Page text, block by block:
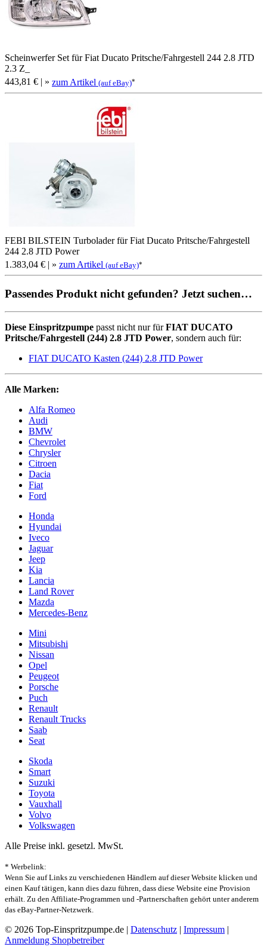
Scheinwerfer Set für Fiat Ducato Pritsche/Fahrgestell 244 2.8 JTD
2.3 Z_
443,81 € | » zum Artikel (auf eBay)*
FEBI BILSTEIN Turbolader für Fiat Ducato Pritsche/Fahrgestell
244 2.8 JTD Power
1.383,04 € | » zum Artikel (auf eBay)*
Passendes Produkt nicht gefunden? Jetzt suchen…
Diese Einspritzpumpe passt nicht nur fürFIAT DUCATO
Pritsche/Fahrgestell (244) 2.8 JTD Power, sondern auch für:
FIAT DUCATO Kasten (244) 2.8 JTD Power
Alle Marken:
Alfa Romeo
Audi
BMW
Chevrolet
Chrysler
Citroen
Dacia
Fiat
Ford
Honda
Hyundai
Iveco
Jaguar
Jeep
Kia
Lancia
Land Rover
Mazda
Mercedes-Benz
Mini
Mitsubishi
Nissan
Opel
Peugeot
Porsche
Puch
Renault
Renault Trucks
Saab
Seat
Skoda
Smart
Suzuki
Toyota
Vauxhall
Volvo
Volkswagen
Alle Preise inkl. gesetzl. MwSt.
* Werbelink:
Wenn Sie auf Links zu verschiedenen Händlern auf dieser Website klicken und
einen Kauf tätigen, kann dies dazu führen, dass diese Website eine Provision
erhält. Zu den Affiliate-Programmen und -Partnerschaften gehört unter anderem
das eBay-Partner-Netzwerk.
© 2026 Top-Einspritzpumpe.de | Datenschutz Impressum
Anmeldung Shopbetreiber